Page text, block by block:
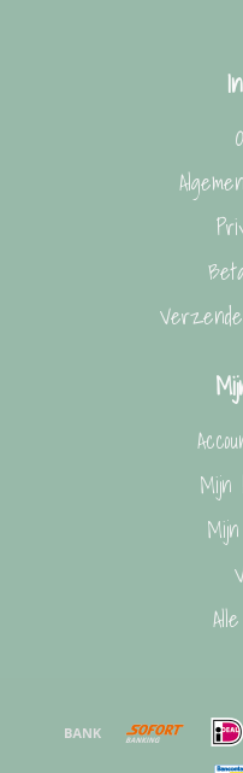
Mijn